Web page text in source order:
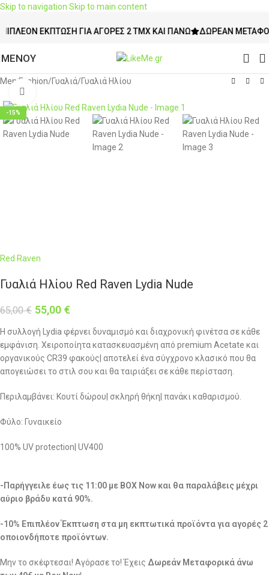
Skip to navigation Skip to main content
ΈΚΠΤΩΣΗ ΓΙΑ ΑΓΟΡΈΣ 2 ΤΜΧ ΚΑΙ ΠΆΝΩ ΔΩΡΕΆΝ ΜΕΤΑΦΟΡΙΚΆ
ΜΕΝΟΥ
Men Fashion/Γυαλιά/Γυαλιά Ηλίου
-15%
Red Raven
Γυαλιά Ηλίου Red Raven Lydia Nude
65,00€ 55,00 €
Η συλλογή Lydia φέρνει δυναμισμό και διαχρονική φινέτσα σε κάθε
εμφάνιση. Χειροποίητα κατασκευασμένη από premium Acetate και
οργανικούς CR39 φακούς| αποτελεί ένα σύγχρονο κλασικό που θα
απογειώσει το στιλ σου και θα ταιριάξει σε κάθε περίσταση.
Περιλαμβάνει: Κουτί δώρου| σκληρή θήκη| πανάκι καθαρισμού.
Φύλο: Γυναικείο
100% UV protection| UV400
-Παρήγγειλε έως τις 11:00 με BOX Now και θα παραλάβεις μέχρι
αύριο βράδυ κατά 90%.
-10% Επιπλέον Έκπτωση στα μη εκπτωτικά προϊόντα για αγορές 2
οποιονδήποτε προϊόντων.
Μην το σκέφτεσαι! Αγόρασε το! Έχεις Δωρεάν Μεταφορικά άνω